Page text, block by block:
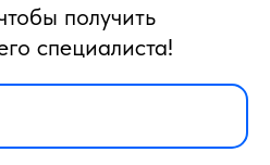
получить
специалиста!